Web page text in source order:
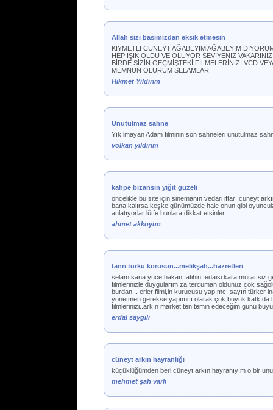
Allah sizi basimizdan eksik etmesin
KIYMETLI CÜNEYT AĞABEYİM AĞABEYİM
HEP IŞIK OLDU VE OLUYOR SEVİYENİZ
BİRDE SİZİN GEÇMİŞTEKİ FİLMELERİNİZİ VCD
MEMNUN OLURUM SELAMLAR
Hikmet Yildirim
Unutulmaz sahne
Yıkılmayan Adam filminin son sahneleri unutulmaz
volkan yıldırım
kahpe bizansin yiğit güzeli
öncelikle bu site için sinemanın vedari iftarı cüneyt
bana kalırsa keşke günümüzde hale onun gibi
anlatıyorlar lütfe bunlara dikkat etsinler
ahmet akkoyun
tanrı türkü korusun...melikşah...hazretleri
selam sana yüce hakan fatihin fedaisi kara murat siz
filmlerinizle duygularımıza tercüman oldunuz çok
burdan... erler filmi,in kurucusu yapımcı sayın türker
yönetmen gerekse yapımcı olarak çok büyük
filmlerinizi..arkın market,ten temin edeceğim günü
erdal saygılı
cüneyt arkın hayranlığı
küçüklüğümden beri cüneyt arkın hayranıyım o bir
mehmet şah varlı